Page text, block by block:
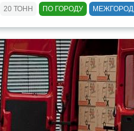
20 ТОНН ПО ГОРОДУ МЕЖГОРОД